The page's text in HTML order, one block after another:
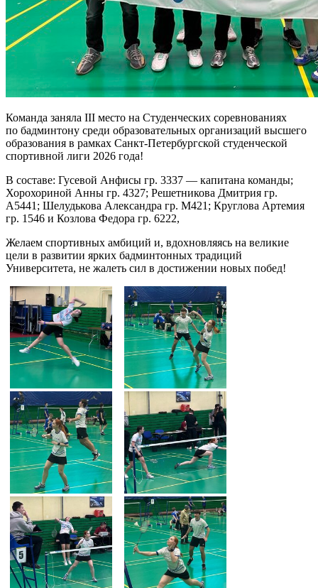
Команда заняла III место на Студенческих соревнованиях
по бадминтону среди образовательных организаций высшего
образования в рамках Санкт-Петербургской студенческой
спортивной лиги 2026 года!
В составе: Гусевой Анфисы гр. 3337 — капитана команды;
Хорохориной Анны гр. 4327; Решетникова Дмитрия гр.
А5441; Шелудькова Александра гр. М421; Круглова Артемия
гр. 1546 и Козлова Федора гр. 6222,
Желаем спортивных амбиций и, вдохновляясь на великие
цели в развитии ярких бадминтонных традиций
Университета, не жалеть сил в достижении новых побед!